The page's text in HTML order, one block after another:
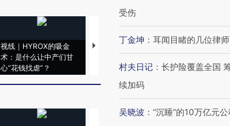
视线｜HYROX的吸金
术：是什么让中产们甘
心“花钱找虐”？
马航飞行员跨国走私7万
视线｜被称
育部长拱下
受伤
丁金坤 ： 耳闻目睹的几位律师
村夫日记 ： 长护险覆盖全国
续加码
吴晓波 ： “沉睡”的10万亿元